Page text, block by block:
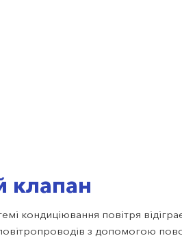
клапан
кондиціювання повітря
з допомогою